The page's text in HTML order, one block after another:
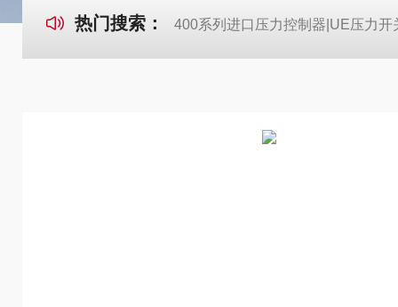
热门搜索： 400系列进口压力控制器|UE压力开